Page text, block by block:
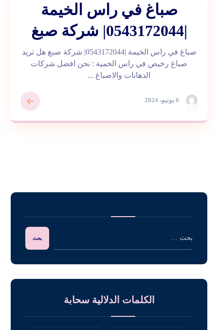
صباغ في راس الخيمة
|0543172044| شركة صبغ
6 يونيو، 2024
صباغ في راس الخيمة |0543172044| شركة صبغ هل تريد
صباغ رخيص في راس الخمية : نحن افضل شركات
الدهانات والاصباغ ...
الكلمات الدلالية سحابة